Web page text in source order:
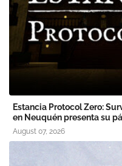
Estancia Protocol Zero:
en Neuquén presenta su
August 07, 2026